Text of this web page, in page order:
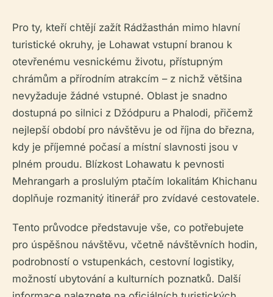
Pro ty, kteří chtějí zažít Rádžasthán mimo hlavní
turistické okruhy, je Lohawat vstupní branou k
otevřenému vesnickému životu, přístupným
chrámům a přírodním atrakcím – z nichž většina
nevyžaduje žádné vstupné. Oblast je snadno
dostupná po silnici z Džódpuru a Phalodi, přičemž
nejlepší období pro návštěvu je od října do března,
kdy je příjemné počasí a místní slavnosti jsou v
plném proudu. Blízkost Lohawatu k pevnosti
Mehrangarh a proslulým ptačím lokalitám Khichanu
doplňuje rozmanitý itinerář pro zvídavé cestovatele.
Tento průvodce představuje vše, co potřebujete
pro úspěšnou návštěvu, včetně návštěvních hodin,
podrobností o vstupenkách, cestovní logistiky,
možností ubytování a kulturních poznatků. Další